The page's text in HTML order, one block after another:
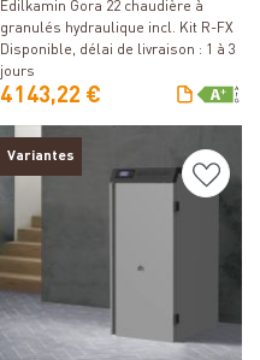
Edilkamin Gora 22 chaudière à
granulés hydraulique incl. Kit R-FX
Disponible, délai de livraison : 1 à 3
jours
4 143,22 €
Variantes
Détails